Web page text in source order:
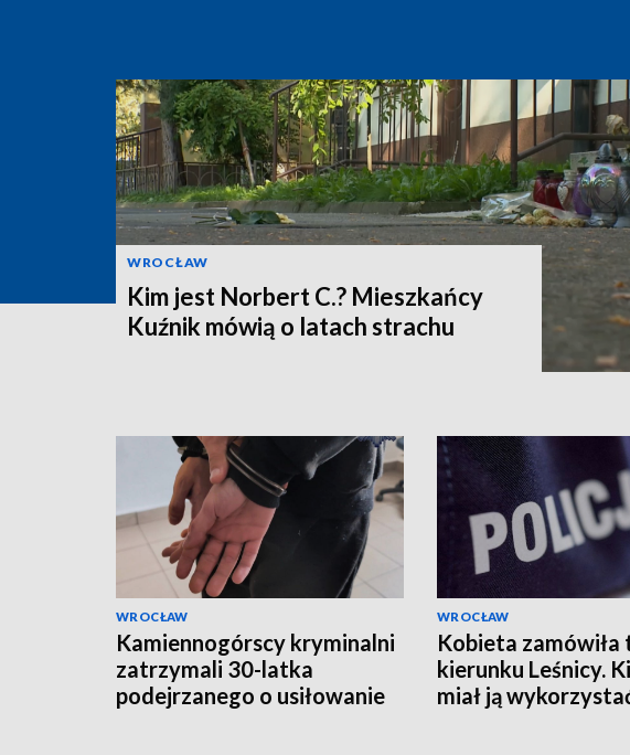
WROCŁAW
Kim jest Norbert C.? Mieszkańcy
Kuźnik mówią o latach strachu
WROCŁAW
Kamiennogórscy kryminalni
zatrzymali 30-latka
podejrzanego o usiłowanie
WROCŁAW
Kobieta zamówiła
kierunku Leśnicy.
miał ją